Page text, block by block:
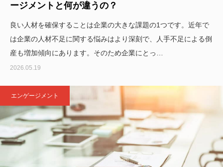
ージメントと何が違うの？
良い人材を確保することは企業の大きな課題の1つです。近年で
は企業の人材不足に関する悩みはより深刻で、人手不足による倒
産も増加傾向にあります。そのため企業にとっ…
2026.05.19
エンゲージメント